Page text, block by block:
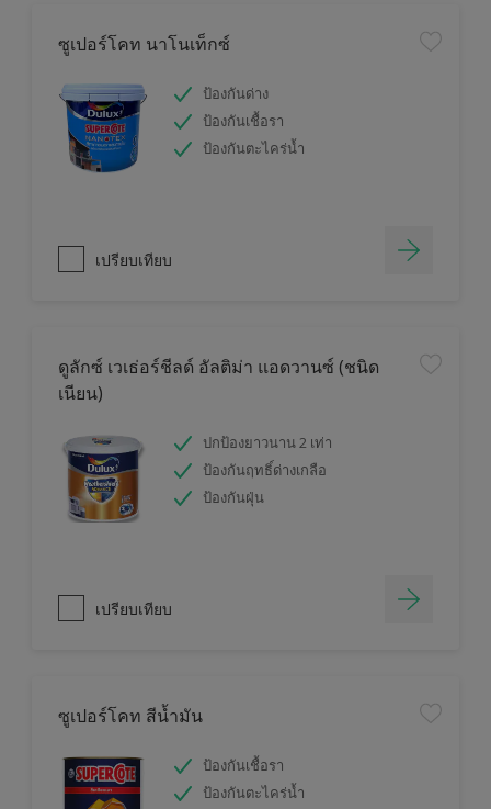
ซูเปอร์โคท นาโนเท็กซ์
ป้องกันด่าง
ป้องกันเชื้อรา
ป้องกันตะไคร่น้ำ
เปรียบเทียบ
ดูลักซ์ เวเธ่อร์ชีลด์ อัลติม่า แอดวานซ์ (ชนิด
เนียน)
ปกป้องยาวนาน 2 เท่า
ป้องกันฤทธิ์ด่างเกลือ
ป้องกันฝุ่น
เปรียบเทียบ
ซูเปอร์โคท สีน้ำมัน
ป้องกันเชื้อรา
ป้องกันตะไคร่น้ำ